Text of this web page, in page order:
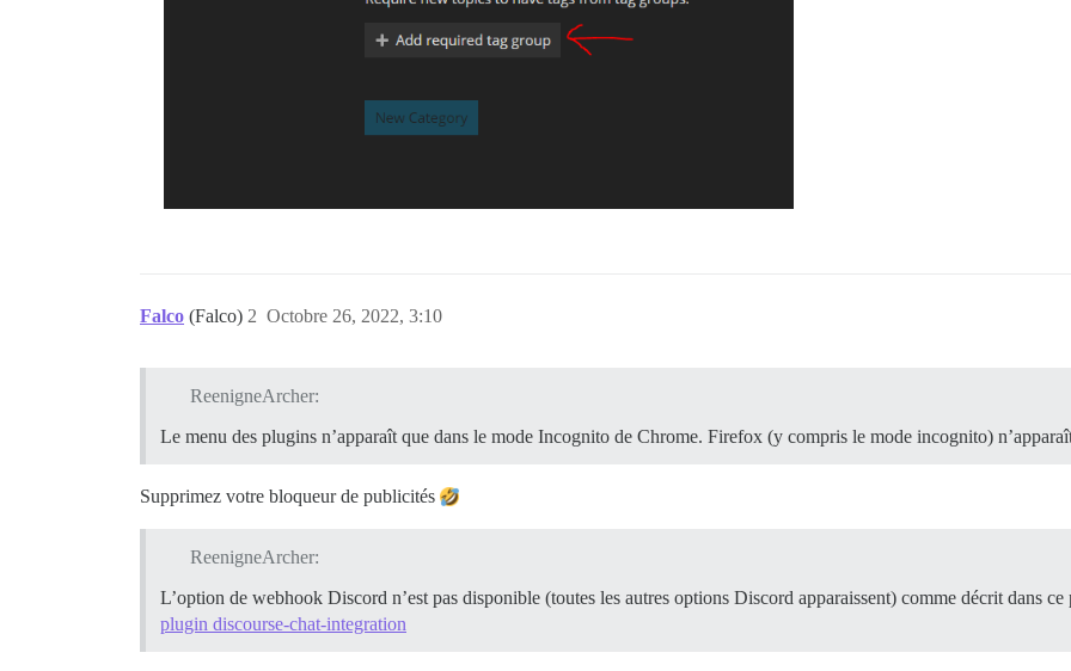
Falco (Falco) Octobre 26, 2022, 3:10
2
ReenigneArcher:
Le menu des plugins n’apparaît que dans le mode Incognito de Chrome. Firefox (y compris le mode incognito)
Supprimez votre bloqueur de publicités
ReenigneArcher:
L’option de webhook Discord n’est pas disponible (toutes les autres options Discord apparaissent) comme décrit dans ce
plugin discourse-chat-integration